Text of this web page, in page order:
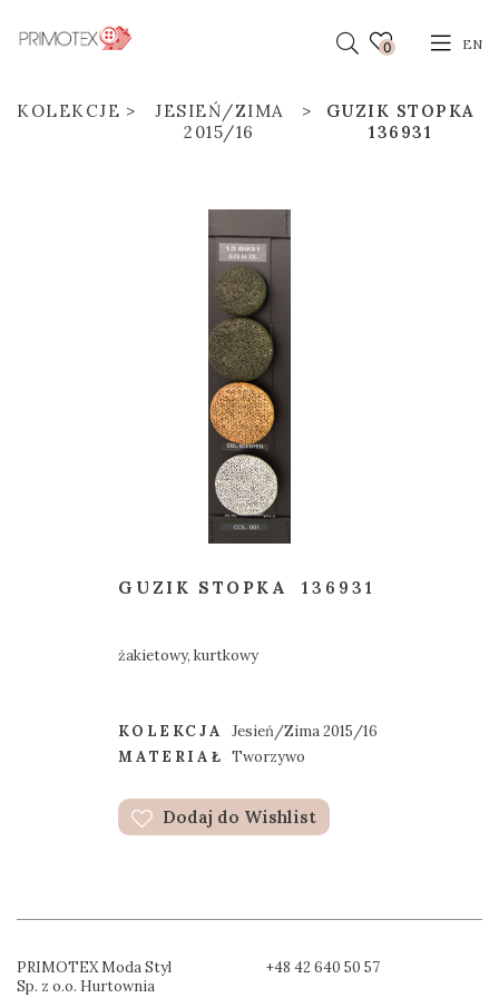
0 EN
KOLEKCJE
JESIEŃ/ZIMA
2015/16
GUZIK STOPKA
136931
GUZIK STOPKA 136931
żakietowy, kurtkowy
KOLEKCJA
Jesień/Zima 2015/16
MATERIAŁ Tworzywo
Dodaj do Wishlist
PRIMOTEX Moda Styl
Sp. z o.o. Hurtownia
+48 42 640 50 57